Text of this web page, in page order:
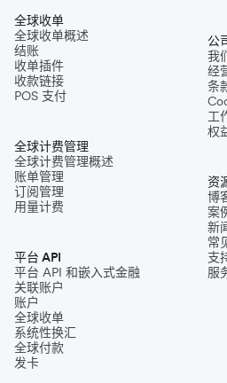
全球收单
全球收单概述
结账
收单插件
收款链接
POS 支付
全球计费管理
全球计费管理概述
账单管理
订阅管理
用量计费
平台 API
平台 API 和嵌入式金融
关联账户
账户
全球收单
系统性换汇
全球付款
发卡
公
我
经
条
工
权
资
博
案
新
常
支
服